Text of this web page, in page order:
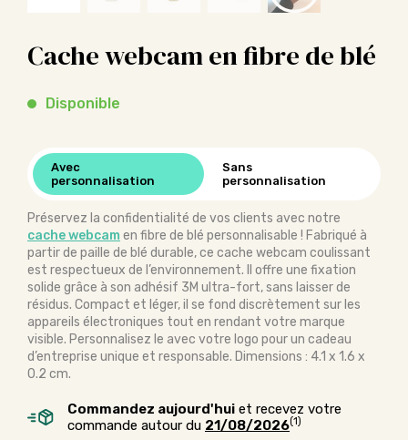
Cache webcam en fibre de blé
Disponible
Avec
personnalisation
Sans
personnalisation
Préservez la confidentialité de vos clients avec notre
cache webcam en fibre de blé personnalisable ! Fabriqué à
partir de paille de blé durable, ce cache webcam coulissant
est respectueux de l’environnement. Il offre une fixation
solide grâce à son adhésif 3M ultra-fort, sans laisser de
résidus. Compact et léger, il se fond discrètement sur les
appareils électroniques tout en rendant votre marque
visible. Personnalisez le avec votre logo pour un cadeau
d’entreprise unique et responsable. Dimensions : 4.1 x 1.6 x
0.2 cm.
Commandez aujourd'hui et recevez votre
commande autour du 21/08/2026(1)